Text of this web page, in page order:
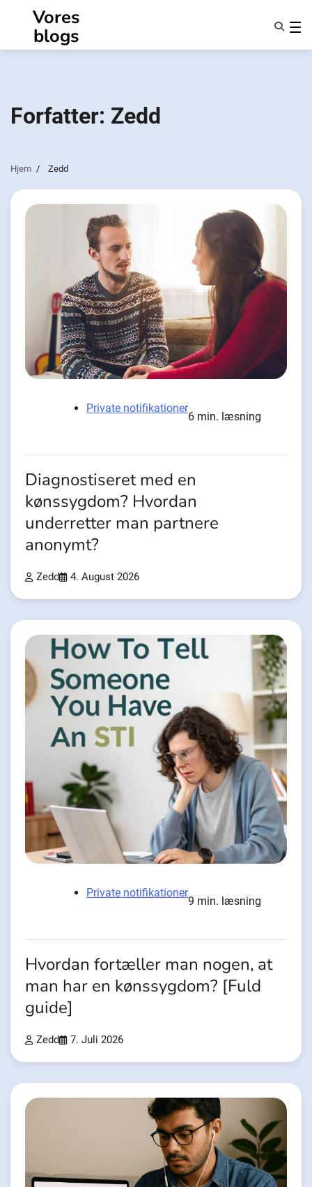
indhold
Vores
blogs
NotifyPartners
Forfatter: Zedd
Hjem Zedd
Private notifikationer
6 min. læsning
Diagnostiseret med en
kønssygdom? Hvordan
underretter man partnere
anonymt?
Zedd 4. August 2026
Private notifikationer
9 min. læsning
Hvordan fortæller man nogen, at
man har en kønssygdom? [Fuld
guide]
Zedd 7. Juli 2026